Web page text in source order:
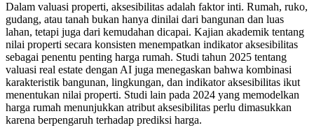
Dalam valuasi properti, aksesibilitas adalah faktor inti. Rumah, ruko,
gudang, atau tanah bukan hanya dinilai dari bangunan dan luas
lahan, tetapi juga dari kemudahan dicapai. Kajian akademik tentang
nilai properti secara konsisten menempatkan indikator aksesibilitas
sebagai penentu penting harga rumah. Studi tahun 2025 tentang
valuasi real estate dengan AI juga menegaskan bahwa kombinasi
karakteristik bangunan, lingkungan, dan indikator aksesibilitas ikut
menentukan nilai properti. Studi lain pada 2024 yang memodelkan
harga rumah menunjukkan atribut aksesibilitas perlu dimasukkan
karena berpengaruh terhadap prediksi harga.